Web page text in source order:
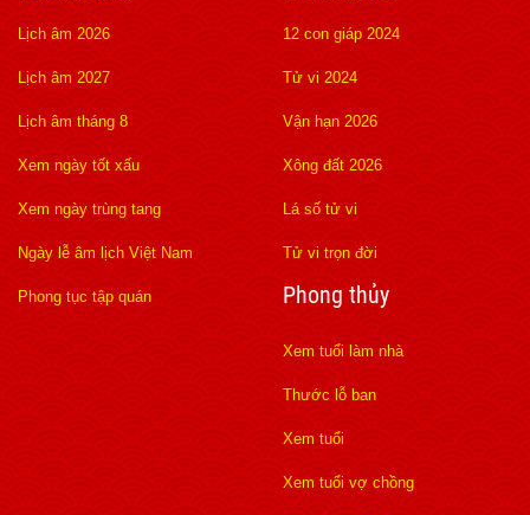
Lịch âm 2026
Lịch âm 2027
Lịch âm tháng 8
Xem ngày tốt xấu
Xem ngày trùng tang
Ngày lễ âm lịch Việt Nam
Phong tục tập quán
12 con giáp 2024
Tử vi 2024
Vận hạn 2026
Xông đất 2026
Lá số tử vi
Tử vi trọn đời
Phong thủy
Xem tuổi làm nhà
Thước lỗ ban
Xem tuổi
Xem tuổi vợ chồng